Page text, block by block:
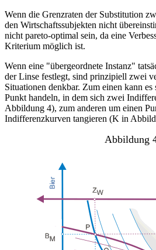
Wenn die Grenzraten der Substitution
den Wirtschaftssubjekten nicht
nicht pareto-optimal sein, da eine
Kriterium möglich ist.
Wenn eine "übergeordnete Instanz"
der Linse festlegt, sind prinzipiell zwei
Situationen denkbar. Zum einen kann
Punkt handeln, in dem sich zwei
Abbildung 4), zum anderen um einen
Indifferenzkurven tangieren (K in
Abbildung